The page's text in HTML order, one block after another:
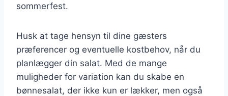
sommerfest.
Husk at tage hensyn til dine gæsters
præferencer og eventuelle kostbehov, når du
planlægger din salat. Med de mange
muligheder for variation kan du skabe en
bønnesalat, der ikke kun er lækker, men også